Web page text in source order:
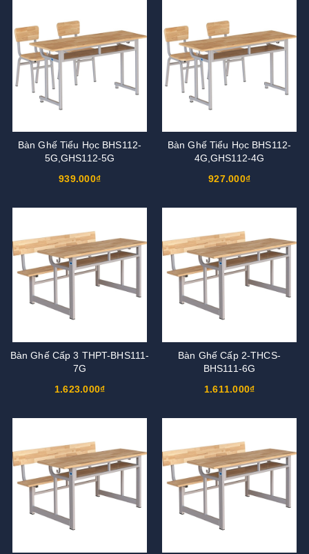
Bàn Ghế Tiểu Học BHS112-
5G,GHS112-5G
939.000₫
Bàn Ghế Tiểu Học BHS112-
4G,GHS112-4G
927.000₫
Bàn Ghế Cấp 3 THPT-BHS111-
7G
1.623.000₫
Bàn Ghế Cấp 2-THCS-
BHS111-6G
1.611.000₫